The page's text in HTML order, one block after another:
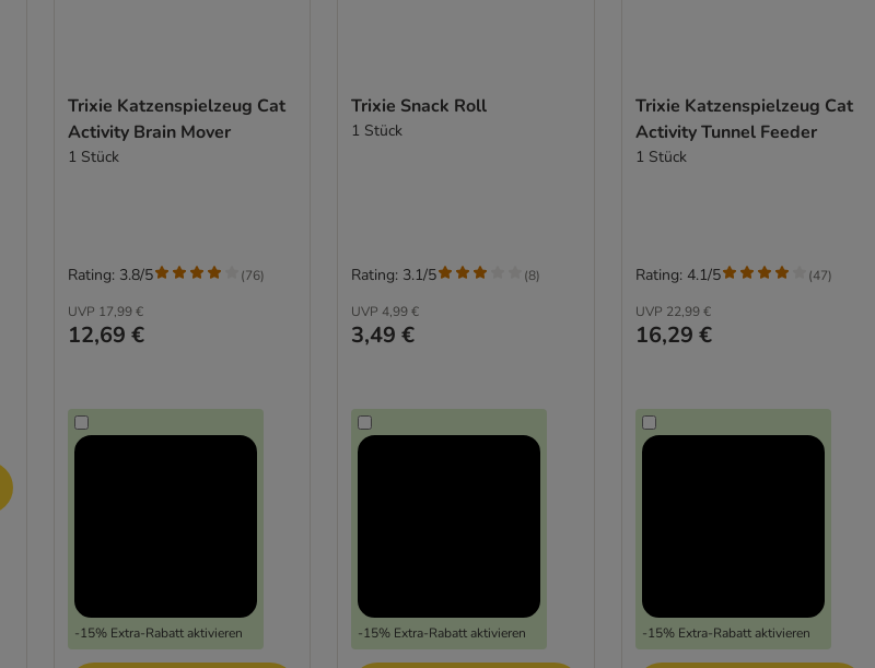
Trixie Katzenspielzeug Cat
Activity Brain Mover
1 Stück
UVP 17,99 €
12,69 €
-15% Extra-Rabatt aktivieren
Rating: 3.8/5 (76)
Trixie Snack Roll
1 Stück
UVP 4,99 €
3,49 €
-15% Extra-Rabatt aktivieren
Rating: 3.1/5 (8)
Trixie Katzenspielzeug Cat
Activity Tunnel Feeder
1 Stück
UVP 22,99 €
16,29 €
-15% Extra-Rabatt aktivieren
Rating: 4.1/5 (47)